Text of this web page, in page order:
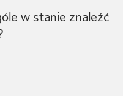
w stanie znaleźć